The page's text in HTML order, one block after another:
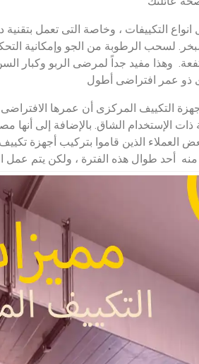
التكييفات ، وخاصة التى تعمل بتقنية
لسحب الرطوبة من الجو وإمكانية
وهذا مفيد جداً لمرضى الربو وكبار
ذو عمر افتراضى أطول
التكييف المركزى أن عمرها
أحد طوال هذه الفترة ، ولكن يتم عمل